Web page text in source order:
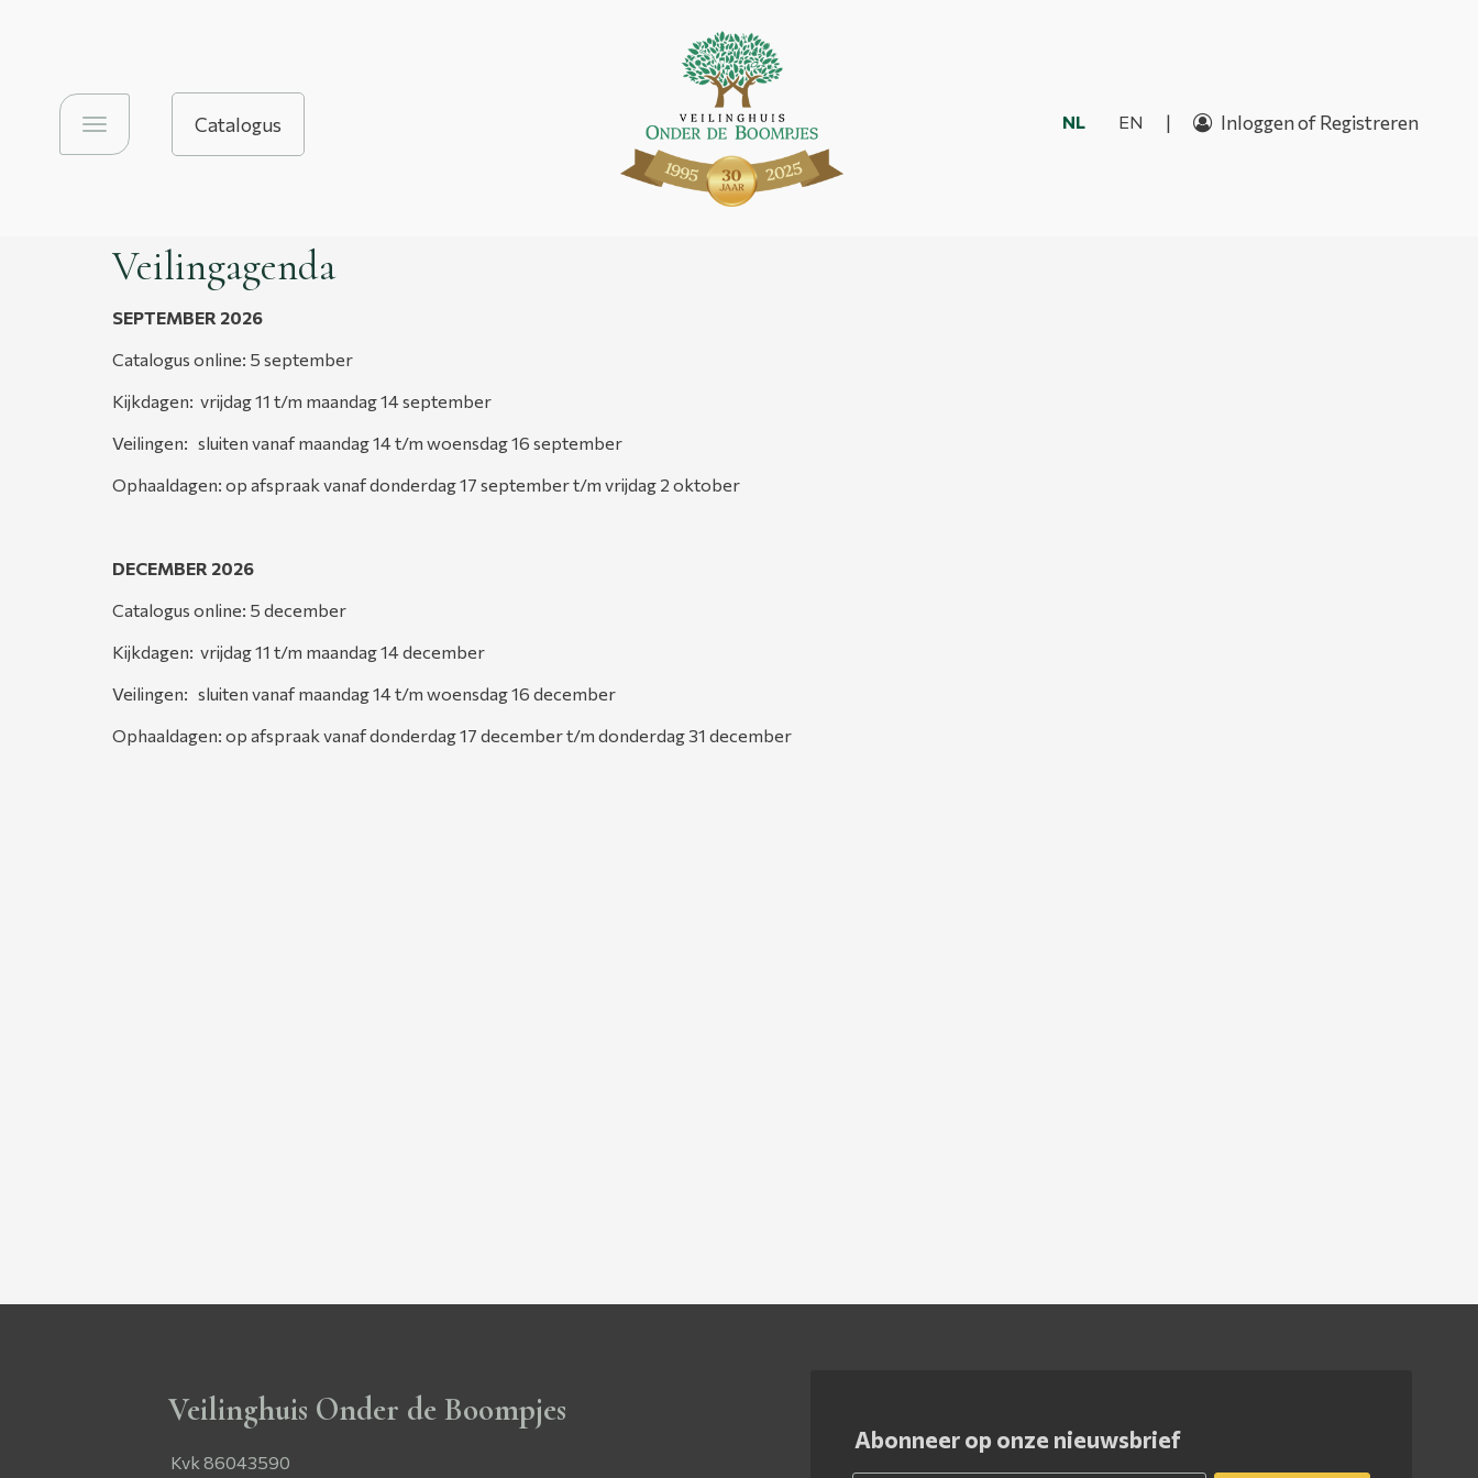
Toggle
navigation
Catalogus NL EN | Inloggen of Registreren
Veilingagenda
SEPTEMBER 2026
Catalogus online: 5 september
Kijkdagen: vrijdag 11 t/m maandag 14 september
Veilingen: sluiten vanaf maandag 14 t/m woensdag 16 september
Ophaaldagen: op afspraak vanaf donderdag 17 september t/m vrijdag 2 oktober
DECEMBER 2026
Catalogus online: 5 december
Kijkdagen: vrijdag 11 t/m maandag 14 december
Veilingen: sluiten vanaf maandag 14 t/m woensdag 16 december
Ophaaldagen: op afspraak vanaf donderdag 17 december t/m donderdag 31 december
Veilinghuis Onder de Boompjes
Kvk 86043590
Abonneer op onze nieuwsbrief